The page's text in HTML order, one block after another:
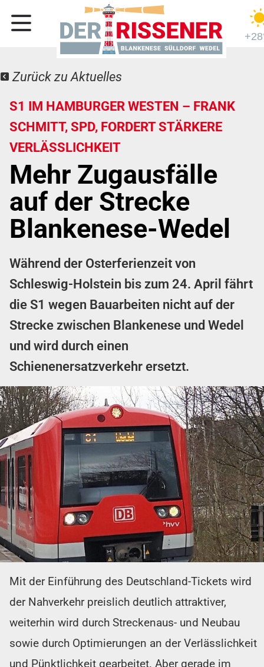
Zurück zu Aktuelles
S1 IM HAMBURGER WESTEN – FRANK
SCHMITT, SPD, FORDERT STÄRKERE
VERLÄSSLICHKEIT
Mehr Zugausfälle
auf der Strecke
Blankenese-Wedel
Während der Osterferienzeit von
Schleswig-Holstein bis zum 24. April fährt
die S1 wegen Bauarbeiten nicht auf der
Strecke zwischen Blankenese und Wedel
und wird durch einen
Schienenersatzverkehr ersetzt.
Mit der Einführung des Deutschland-Tickets wird
der Nahverkehr preislich deutlich attraktiver,
weiterhin wird durch Streckenaus- und Neubau
sowie durch Optimierungen an der Verlässlichkeit
und Pünktlichkeit gearbeitet. Aber gerade im